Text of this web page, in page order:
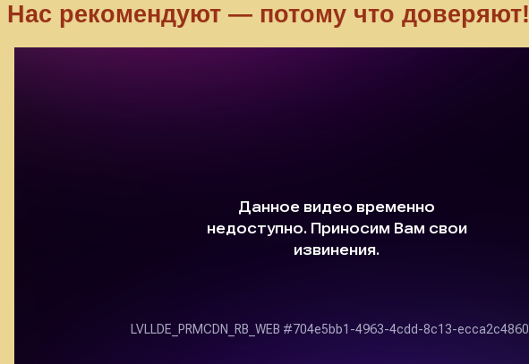
Нас рекомендуют — потому что доверяют!